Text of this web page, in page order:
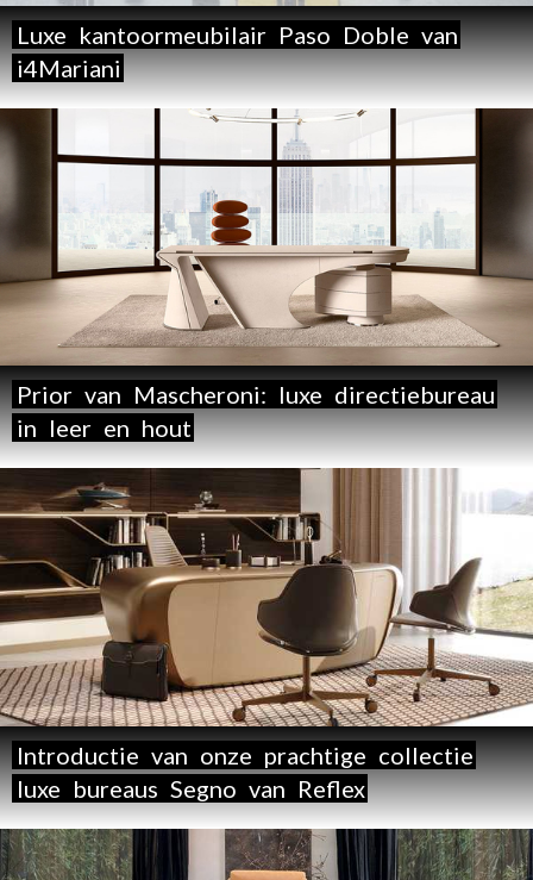
Luxe kantoormeubilair Paso Doble van
i4Mariani
Prior van Mascheroni: luxe directiebureau
in leer en hout
Introductie van onze prachtige collectie
luxe bureaus Segno van Reflex